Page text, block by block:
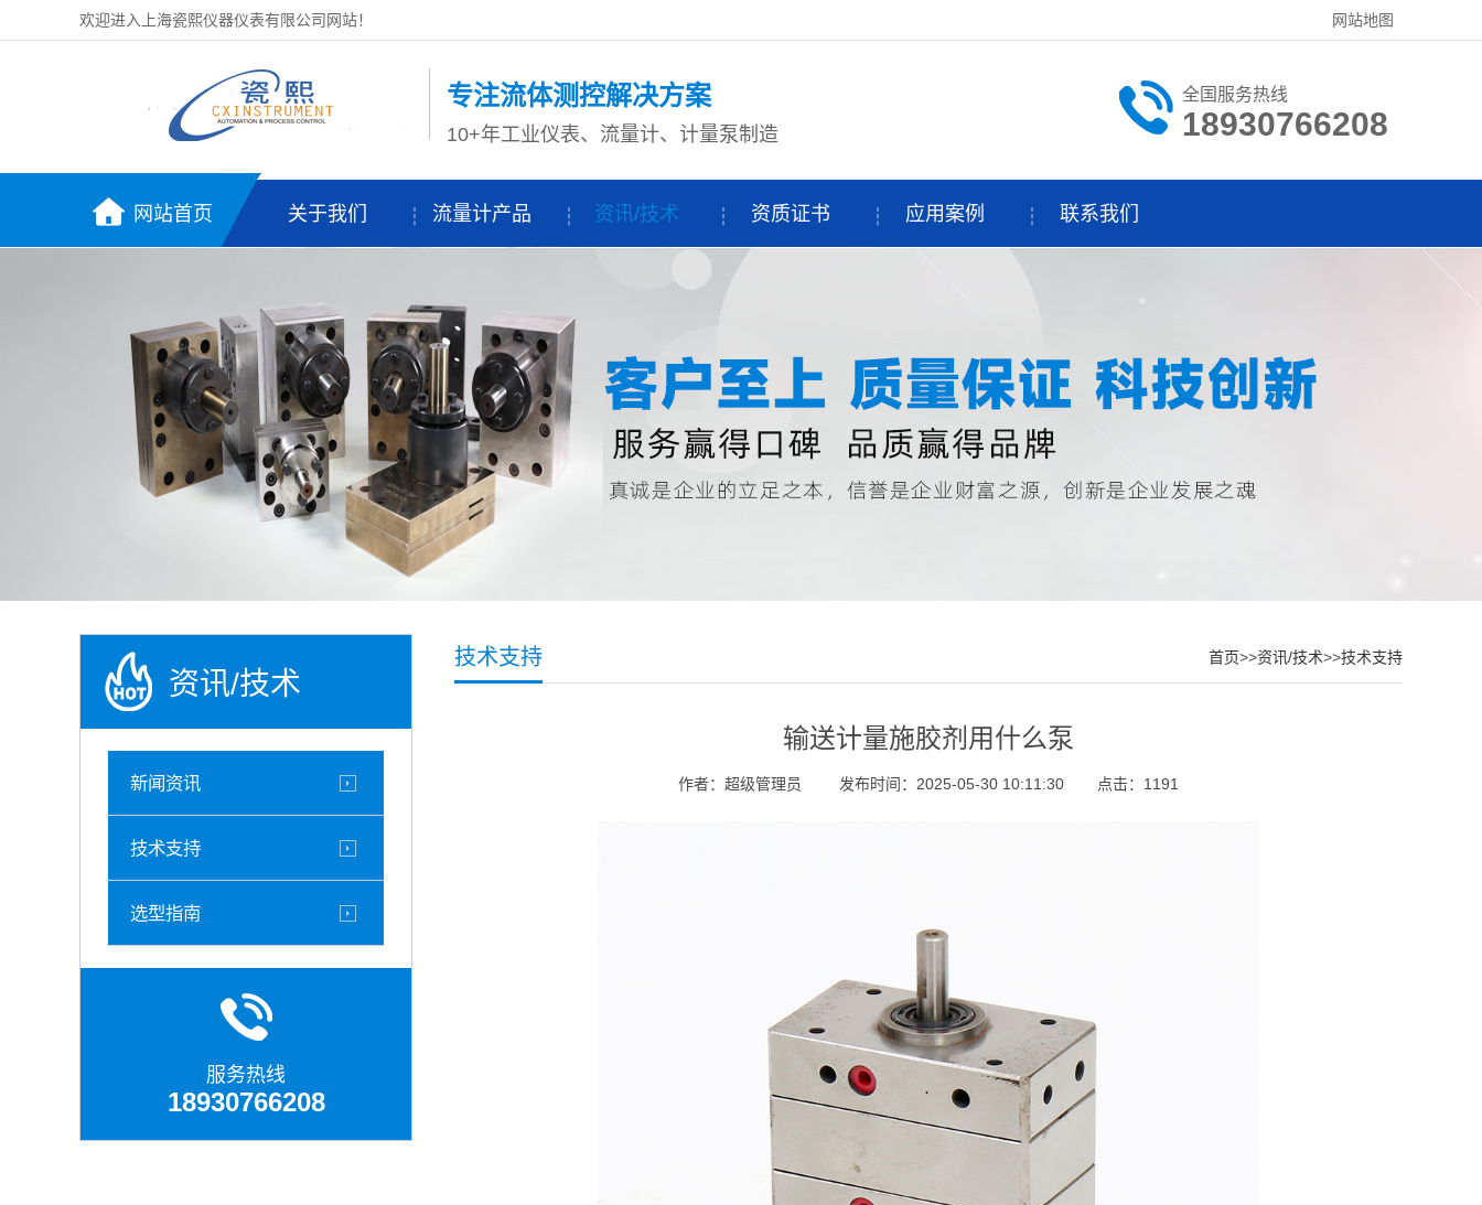
欢迎进入上海瓷熙仪器仪表有限公司网站！ 网站地图
专注流体测控解决方案
10+年工业仪表、流量计、计量泵制造
全国服务热线
18930766208
网站首页 关于我们 流量计产品 资讯/技术 资质证书 应用案例 联系我们
资讯/技术
新闻资讯
技术支持
选型指南
服务热线
18930766208
技术支持 首页>>资讯/技术>>技术支持
输送计量施胶剂用什么泵
作者：超级管理员 发布时间：2025-05-30 10:11:30 点击：1191